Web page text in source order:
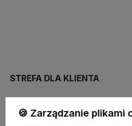
STREFA DLA KLIENTA
PŁATNOŚĆ I DOSTAWA
🍪 Zarządzanie plikami